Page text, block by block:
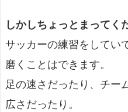
しかしちょっとまってく
サッカーの練習をしてい
磨くことはできます。
足の速さだったり、チー
広さだったり。